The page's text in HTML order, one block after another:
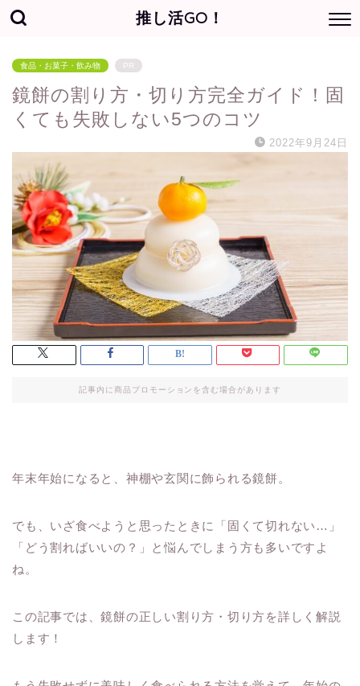
推し活GO！
食品・お菓子・飲み物 PR
鏡餅の割り方・切り方完全ガイド！固
くても失敗しない5つのコツ
2022年9月24日
記事内に商品プロモーションを含む場合があります
年末年始になると、神棚や玄関に飾られる鏡餅。
でも、いざ食べようと思ったときに「固くて切れない…」
「どう割ればいいの？」と悩んでしまう方も多いですよ
ね。
この記事では、鏡餅の正しい割り方・切り方を詳しく解説
します！